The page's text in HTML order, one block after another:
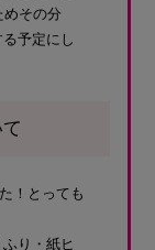
めその分
予定にし
！とっても
り・紙ヒ